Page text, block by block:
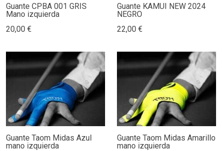
Guante CPBA 001 GRIS
Mano izquierda
20,00 €
Guante KAMUI NEW 2024
NEGRO
22,00 €
Guante Taom Midas Azul
mano izquierda
Guante Taom Midas Amarillo
mano izquierda